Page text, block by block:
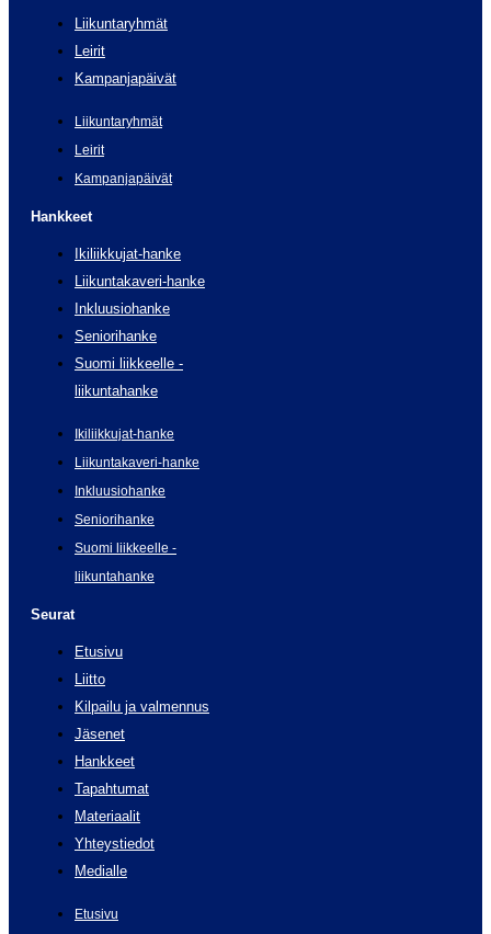
Liikuntaryhmät
Leirit
Kampanjapäivät
Liikuntaryhmät
Leirit
Kampanjapäivät
Hankkeet
Ikiliikkujat-hanke
Liikuntakaveri-hanke
Inkluusiohanke
Seniorihanke
Suomi liikkeelle -
liikuntahanke
Ikiliikkujat-hanke
Liikuntakaveri-hanke
Inkluusiohanke
Seniorihanke
Suomi liikkeelle -
liikuntahanke
Seurat
Etusivu
Liitto
Kilpailu ja valmennus
Jäsenet
Hankkeet
Tapahtumat
Materiaalit
Yhteystiedot
Medialle
Etusivu